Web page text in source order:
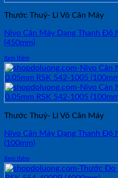
Thước Thuỷ- Li Vô Cân Máy
Nivo Cân Máy Dạng Thanh Độ
(450mm)
Xem thêm
Thước Thuỷ- Li Vô Cân Máy
Nivo Cân Máy Dạng Thanh Độ
(100mm)
Xem thêm